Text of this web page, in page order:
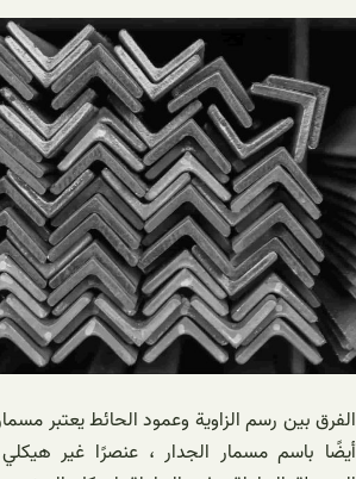
الفرق بين رسم الزاوية وعمود الحائط يعتبر
أيضًا باسم مسمار الجدار ، عنصرًا غير